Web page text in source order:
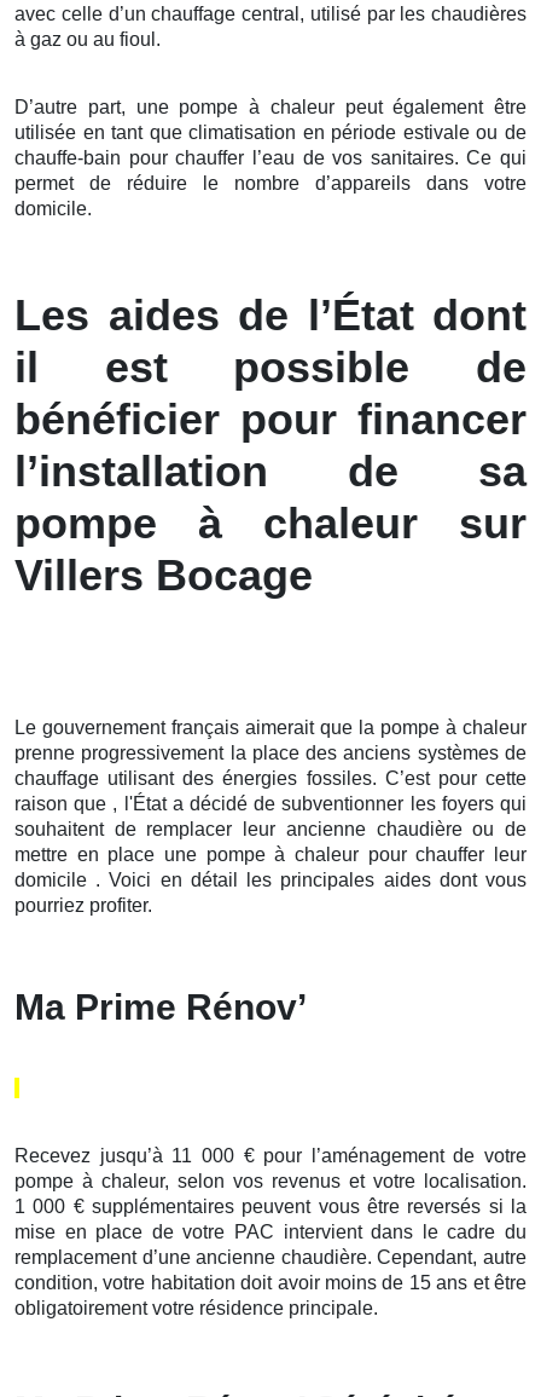
avec celle d’un chauffage central, utilisé par les chaudières
à gaz ou au fioul.
D’autre part, une pompe à chaleur peut également être
utilisée en tant que climatisation en période estivale ou de
chauffe-bain pour chauffer l’eau de vos sanitaires. Ce qui
permet de réduire le nombre d’appareils dans votre
domicile.
Les aides de l’État dont
il est possible de
bénéficier pour financer
l’installation de sa
pompe à chaleur sur
Villers Bocage
Le gouvernement français aimerait que la pompe à chaleur
prenne progressivement la place des anciens systèmes de
chauffage utilisant des énergies fossiles. C’est pour cette
raison que , l'État a décidé de subventionner les foyers qui
souhaitent de remplacer leur ancienne chaudière ou de
mettre en place une pompe à chaleur pour chauffer leur
domicile . Voici en détail les principales aides dont vous
pourriez profiter.
Ma Prime Rénov’
Recevez jusqu’à 11 000 € pour l’aménagement de votre
pompe à chaleur, selon vos revenus et votre localisation.
1 000 € supplémentaires peuvent vous être reversés si la
mise en place de votre PAC intervient dans le cadre du
remplacement d’une ancienne chaudière. Cependant, autre
condition, votre habitation doit avoir moins de 15 ans et être
obligatoirement votre résidence principale.